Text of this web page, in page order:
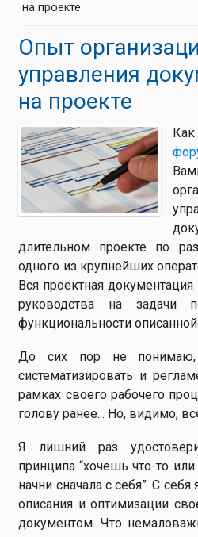
на проекте
Опыт
управления
на проекте
длительном проекте по
одного из крупнейших
Вся проектная
руководства на задачи
функциональности
До сих пор не
систематизировать и
рамках своего рабочего
голову ранее... Но, видимо,
Я лишний раз
принципа “хочешь что-то
начни сначала с себя”. С себя
описания и оптимизации
документом. Что